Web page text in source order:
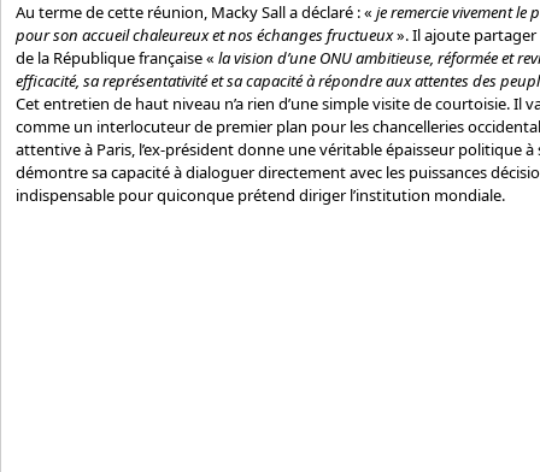
Au terme de cette réunion, Macky Sall a déclaré : «je remercie vivement le
pour son accueil chaleureux et nos échanges fructueux». Il ajoute
de la République française «la vision d’une ONU ambitieuse, réformée et
efficacité, sa représentativité et sa capacité à répondre aux attentes des
Cet entretien de haut niveau n’a rien d’une simple visite de courtoisie. Il
comme un interlocuteur de premier plan pour les chancelleries
attentive à Paris, l’ex-président donne une véritable épaisseur politique
démontre sa capacité à dialoguer directement avec les puissances
indispensable pour quiconque prétend diriger l’institution mondiale.